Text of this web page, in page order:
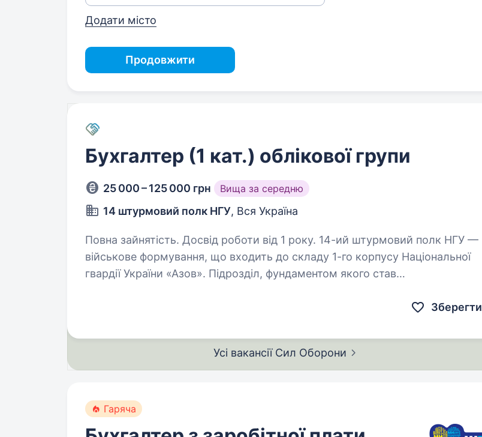
Додати місто
Продовжити
Бухгалтер (1 кат.) облікової групи
25 000 – 125 000 грн Вища за середню
14 штурмовий полк НГУ, Вся Україна
Повна зайнятість. Досвід роботи від 1 року. 14-ий штурмовий полк НГУ —
військове формування, що входить до складу 1-го корпусу Національної
гвардії України «Азов». Підрозділ, фундаментом якого став
Зберегти
Усі вакансії Сил Оборони
Гаряча